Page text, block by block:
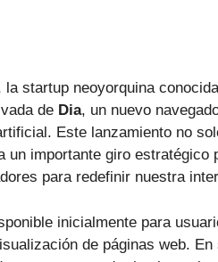
startup neoyorquina
de Dia, un nuevo
Este lanzamiento no
un importante giro
para redefinir nuestra
inicialmente para
de páginas web. En